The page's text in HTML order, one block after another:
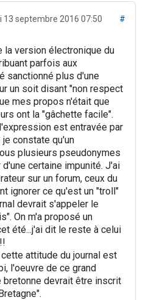
13 septembre 2016 07:50 #
la version électronique du
parfois aux
sanctionné plus d'une
un soit disant "non respect
mes propos n'était que
ont la "gâchette facile".
est entravée par
je constate qu'un
plusieurs pseudonymes
certaine impunité. J'ai
sur un forum, ceux du
ignorer ce qu'est un "troll"
devrait s'appeler le
On m'a proposé un
été...j'ai dit le reste à celui
attitude du journal est
l'oeuvre de ce grand
devrait être inscrit